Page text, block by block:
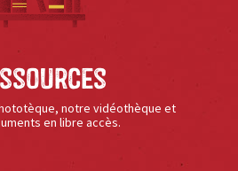
notre vidéothèque et
en libre accès.